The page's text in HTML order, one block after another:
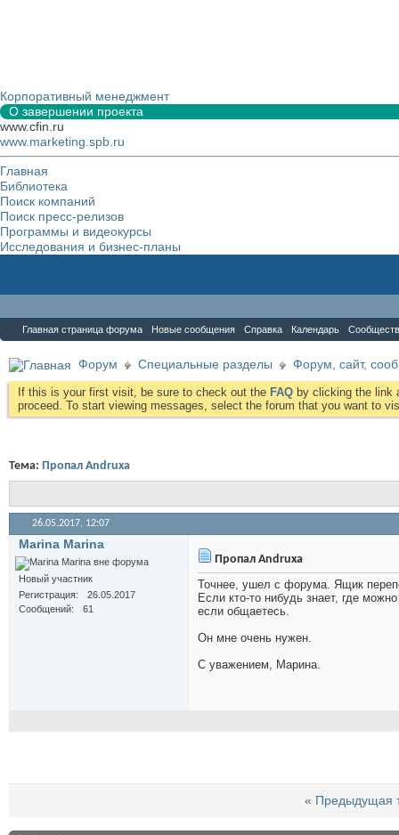
Корпоративный менеджмент
О завершении проекта
www.cfin.ru
www.marketing.spb.ru
Главная
Библиотека
Поиск компаний
Поиск пресс-релизов
Программы и видеокурсы
Исследования и бизнес-планы
Главная страница форума Новые сообщения Справка Календарь
Форум Специальные разделы Форум, сайт,
If this is your first visit, be sure to check out the FAQ by clicking the link
proceed. To start viewing messages, select the forum that you want to
Тема: Пропал Andruxa
26.05.2017, 12:07
Marina Marina
Новый участник
Регистрация
26.05.2017
Сообщений
61
Пропал Andruxa
Точнее, ушел с форума. Ящик
Если кто-то нибудь знает, где
если общаетесь.
Он мне очень нужен.
С уважением, Марина.
« Предыдущая